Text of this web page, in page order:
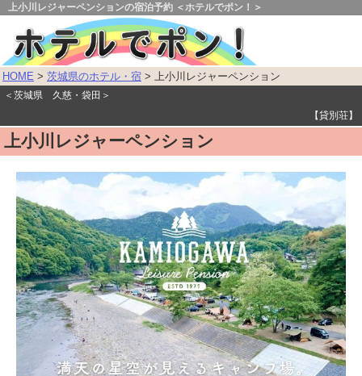
上小川レジャーペンションの宿泊予約 ＜ホテルでポン！＞
HOME > 茨城県のホテル・宿 > 上小川レジャーペンション
＜茨城県 久慈・袋田＞
【貸別荘】
上小川レジャーペンション